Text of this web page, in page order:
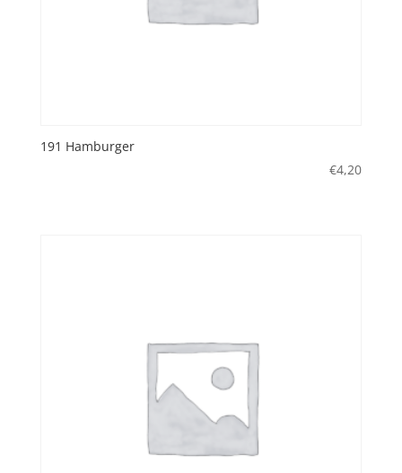
191 Hamburger
€4,20